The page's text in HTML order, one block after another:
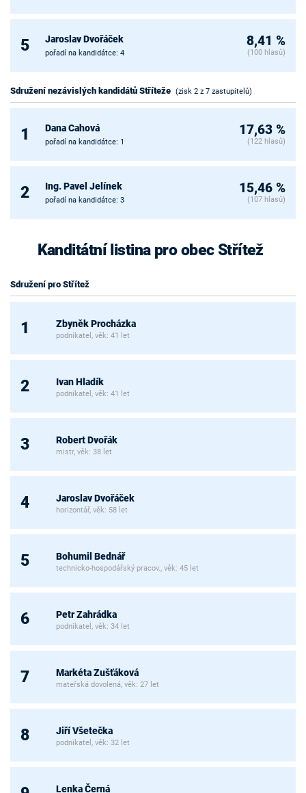
5 Jaroslav Dvořáček
pořadí na kandidátce: 4
8,41 %
(100 hlasů)
Sdružení nezávislých kandidátů Stříteže (zisk 2 z 7 zastupitelů)
1 Dana Cahová
pořadí na kandidátce: 1
17,63 %
(122 hlasů)
2 Ing. Pavel Jelínek
pořadí na kandidátce: 3
15,46 %
(107 hlasů)
Kanditátní listina pro obec Střítež
Sdružení pro Střítež
1 Zbyněk Procházka
podnikatel, věk: 41 let
2 Ivan Hladík
podnikatel, věk: 41 let
3 Robert Dvořák
mistr, věk: 38 let
4 Jaroslav Dvořáček
horizontář, věk: 58 let
5 Bohumil Bednář
technicko-hospodářský pracov., věk: 45 let
6 Petr Zahrádka
podnikatel, věk: 34 let
7 Markéta Zušťáková
mateřská dovolená, věk: 27 let
8 Jiří Všetečka
podnikatel, věk: 32 let
Lenka Černá